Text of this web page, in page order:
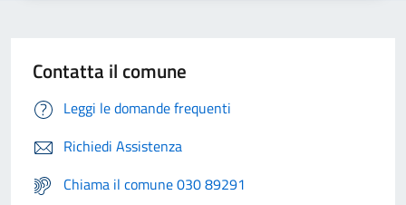
Contatta il comune
Leggi le domande frequenti
Richiedi Assistenza
Chiama il comune 030 89291